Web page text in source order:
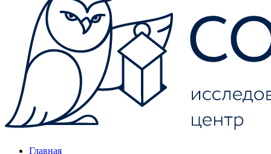
Главная